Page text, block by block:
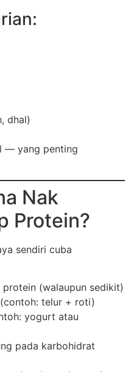
dhal)
— yang penting
Nak
Protein?
sendiri cuba
(walaupun sedikit)
telur + roti)
yogurt atau
pada karbohidrat